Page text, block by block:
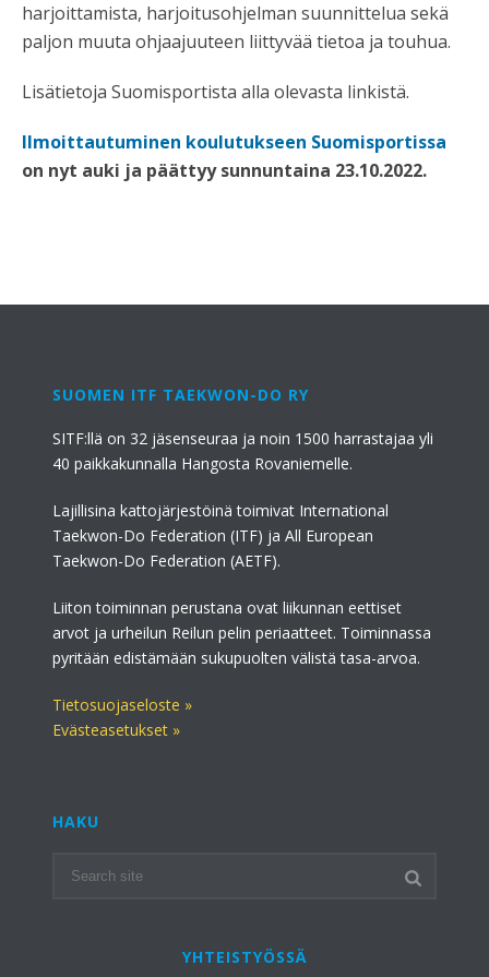
harjoittamista, harjoitusohjelman suunnittelua sekä
paljon muuta ohjaajuuteen liittyvää tietoa ja touhua.
Lisätietoja Suomisportista alla olevasta linkistä.
Ilmoittautuminen koulutukseen Suomisportissa
on nyt auki ja päättyy sunnuntaina 23.10.2022.
SUOMEN ITF TAEKWON-DO RY
SITF:llä on 32 jäsenseuraa ja noin 1500 harrastajaa yli
40 paikkakunnalla Hangosta Rovaniemelle.
Lajillisina kattojärjestöinä toimivat International
Taekwon-Do Federation (ITF) ja All European
Taekwon-Do Federation (AETF).
Liiton toiminnan perustana ovat liikunnan eettiset
arvot ja urheilun Reilun pelin periaatteet. Toiminnassa
pyritään edistämään sukupuolten välistä tasa-arvoa.
Tietosuojaseloste »
Evästeasetukset »
HAKU
YHTEISTYÖSSÄ